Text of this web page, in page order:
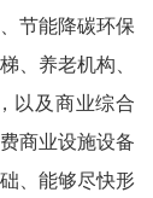
节能降碳环保
、养老机构、
以及商业综合
商业设施设备
、能够尽快形